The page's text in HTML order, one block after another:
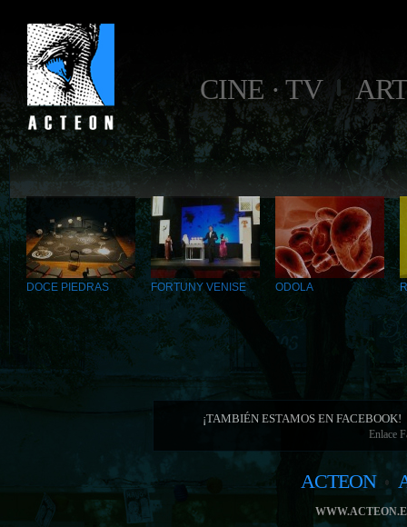
CINE · TV
DOCE PIEDRAS FORTUNY VENISE ODOLA
¡TAMBIÉN ESTAMOS EN FACEBOOK!
Enlace
ACTEON